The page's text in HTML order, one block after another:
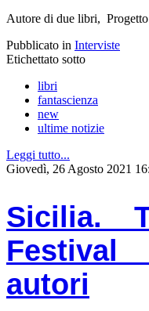
Autore di due libri,
Pubblicato in Interviste
Etichettato sotto
libri
fantascienza
new
ultime notizie
Leggi tutto...
Giovedì, 26 Agosto 2021
Sicilia.
autori